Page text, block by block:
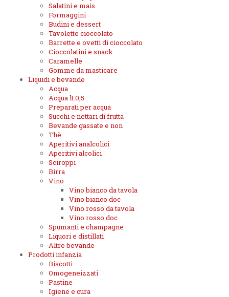
Salatini e mais
Formaggini
Budini e dessert
Tavolette cioccolato
Barrette e ovetti di cioccolato
Cioccolatini e snack
Caramelle
Gomme da masticare
Liquidi e bevande
Acqua
Acqua lt.0,5
Preparati per acqua
Succhi e nettari di frutta
Bevande gassate e non
Thè
Aperitivi analcolici
Aperitivi alcolici
Sciroppi
Birra
Vino
Vino bianco da tavola
Vino bianco doc
Vino rosso da tavola
Vino rosso doc
Spumanti e champagne
Liquori e distillati
Altre bevande
Prodotti infanzia
Biscotti
Omogeneizzati
Pastine
Igiene e cura